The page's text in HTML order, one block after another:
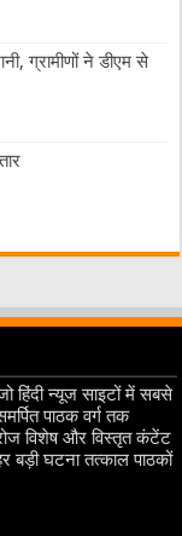
ग्रामीणों ने डीएम से
हिंदी न्यूज साइटों में सबसे
पाठक वर्ग तक
विशेष और विस्तृत कंटेंट
बड़ी घटना तत्काल पाठकों